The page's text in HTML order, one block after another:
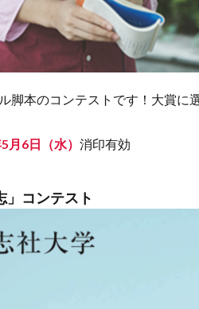
脚本のコンテストです！大賞に
月6日（水） 消印有効
」コンテスト